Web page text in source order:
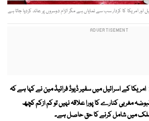
امریکا کا کردار سب سے نمایاں ہے مگر الزام دوسروں پر عائد کردیا جاتا ہے
امریکا کے اسرائیل میں سفیر ڈیوڈ فرائیڈ مین نے کہا ہے کہ
مغربی کنارے کا پورا علاقہ نہیں تو کم ازکم کچھ
میں شامل کرنے کا حق حاصل ہے۔